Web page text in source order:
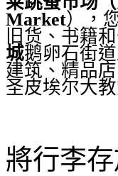
Market），
旧货、书籍
城鹅卵石街
建筑、精品
圣皮埃尔大
將行李